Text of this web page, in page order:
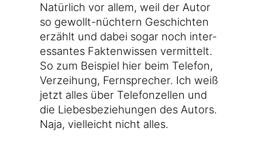
Natür­lich vor allem, weil der Autor
so gewollt-nüchtern Geschich­ten
erzählt und dabei sogar noch inter­
es­san­tes Fak­ten­wis­sen ver­mit­telt.
So zum Bei­spiel hier beim Tele­fon,
Ver­zei­hung, Fern­spre­cher. Ich weiß
jetzt alles über Tele­fon­zel­len und
die Lie­bes­be­zie­hun­gen des Autors.
Naja, viel­leicht nicht alles.